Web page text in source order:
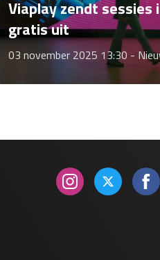
Viaplay zendt sessies
gratis uit
03 november 2025 13:30 -